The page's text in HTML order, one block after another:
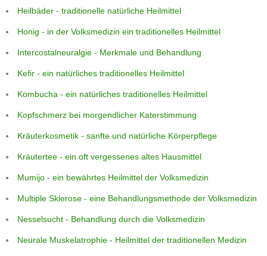
Heilbäder - traditionelle natürliche Heilmittel
Honig - in der Volksmedizin ein traditionelles Heilmittel
Intercostalneuralgie - Merkmale und Behandlung
Kefir - ein natürliches traditionelles Heilmittel
Kombucha - ein natürliches traditionelles Heilmittel
Kopfschmerz bei morgendlicher Katerstimmung
Kräuterkosmetik - sanfte und natürliche Körperpflege
Kräutertee - ein oft vergessenes altes Hausmittel
Mumijo - ein bewährtes Heilmittel der Volksmedizin
Multiple Sklerose - eine Behandlungsmethode der Volksmedizin
Nesselsucht - Behandlung durch die Volksmedizin
Neurale Muskelatrophie - Heilmittel der traditionellen Medizin